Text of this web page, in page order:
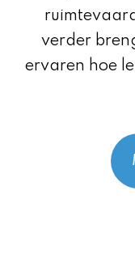
verder
ervaren hoe